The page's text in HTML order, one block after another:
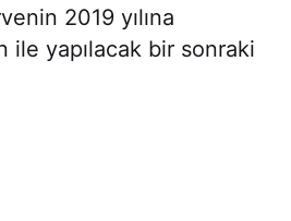
2019 yılına
ile yapılacak bir sonraki